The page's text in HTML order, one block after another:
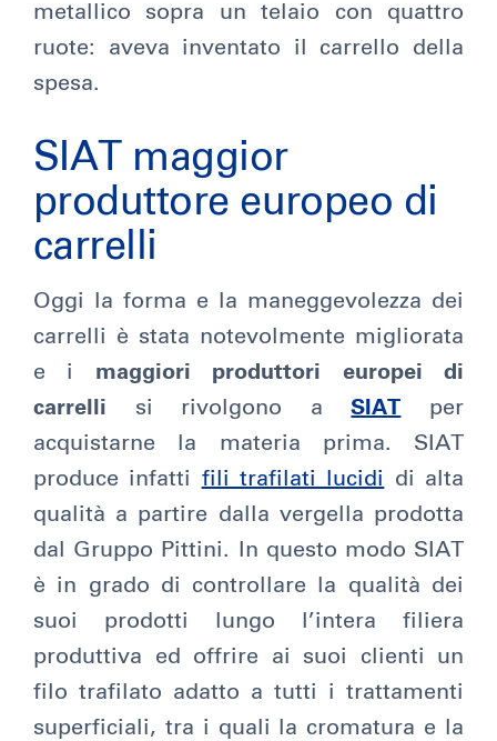
metallico sopra un telaio con quattro
ruote: aveva inventato il carrello della
spesa.
SIAT maggior
produttore europeo di
carrelli
Oggi la forma e la maneggevolezza dei
carrelli è stata notevolmente migliorata
e i maggiori produttori europei di
carrelli si rivolgono aSIAT per
acquistarne la materia prima. SIAT
produce infatti fili trafilati lucidi
di alta
qualità a partire dalla vergella prodotta
dal Gruppo Pittini. In questo modo SIAT
è in grado di controllare la qualità dei
suoi prodotti lungo l’intera filiera
produttiva ed offrire ai suoi clienti un
filo trafilato adatto a tutti i trattamenti
superficiali, tra i quali la cromatura e la